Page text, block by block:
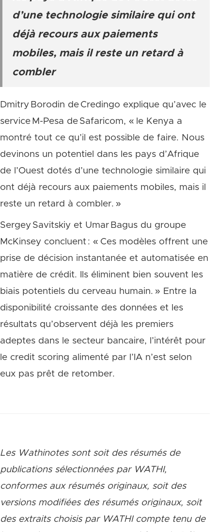
d’une technologie similaire qui ont
déjà recours aux paiements
mobiles, mais il reste un retard à
combler
Dmitry Borodin de Credingo explique qu’avec le
service M-Pesa de Safaricom, « le Kenya a
montré tout ce qu’il est possible de faire. Nous
devinons un potentiel dans les pays d’Afrique
de l’Ouest dotés d’une technologie similaire qui
ont déjà recours aux paiements mobiles, mais il
reste un retard à combler. »
Sergey Savitskiy et Umar Bagus du groupe
McKinsey concluent : « Ces modèles offrent une
prise de décision instantanée et automatisée en
matière de crédit. Ils éliminent bien souvent les
biais potentiels du cerveau humain. » Entre la
disponibilité croissante des données et les
résultats qu’observent déjà les premiers
adeptes dans le secteur bancaire, l’intérêt pour
le credit scoring alimenté par l’IA n’est selon
eux pas prêt de retomber.
Les Wathinotes sont soit des résumés de
publications sélectionnées par WATHI,
conformes aux résumés originaux, soit des
versions modifiées des résumés originaux, soit
des extraits choisis par WATHI compte tenu de